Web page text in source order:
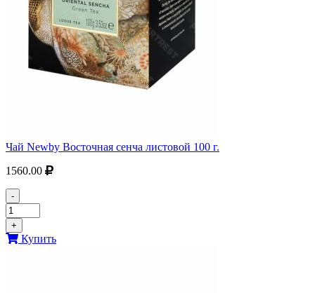
Чай Newby Восточная сенча листовой 100 г.
1560.00
-
+
Купить